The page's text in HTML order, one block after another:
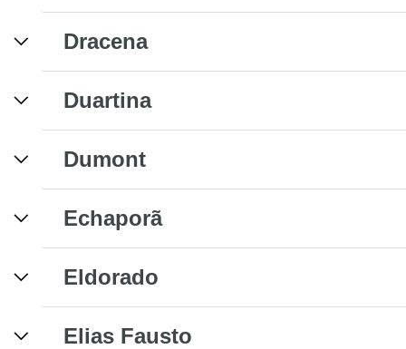
Dracena
Duartina
Dumont
Echaporã
Eldorado
Elias Fausto